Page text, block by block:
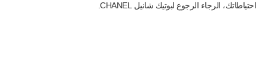
احتياطاتك، الرجاء الرجوع لبوتيك شانيل CHANEL.